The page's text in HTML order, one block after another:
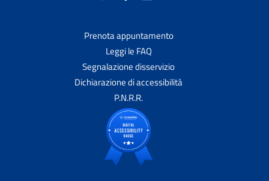
Prenota appuntamento
Leggi le FAQ
Segnalazione disservizio
Dichiarazione di accessibilità
P.N.R.R.